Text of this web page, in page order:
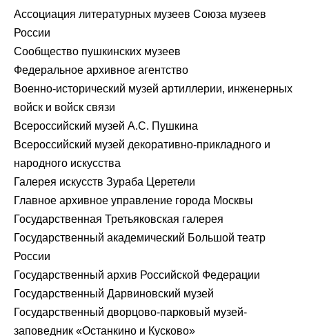
Ассоциация литературных музеев Союза музеев
России
Сообщество пушкинских музеев
Федеральное архивное агентство
Военно-исторический музей артиллерии, инженерных
войск и войск связи
Всероссийский музей А.С. Пушкина
Всероссийский музей декоративно-прикладного и
народного искусства
Галерея искусств Зураба Церетели
Главное архивное управление города Москвы
Государственная Третьяковская галерея
Государственный академический Большой театр
России
Государственный архив Российской Федерации
Государственный Дарвиновский музей
Государственный дворцово-парковый музей-
заповедник «Останкино и Кусково»